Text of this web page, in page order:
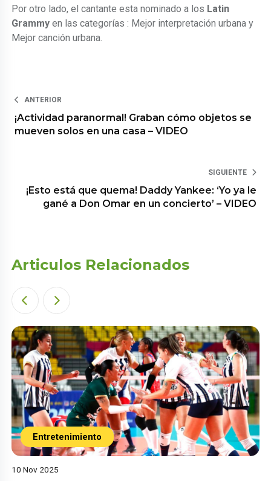
Por otro lado, el cantante esta nominado a los Latin
Grammy en las categorías : Mejor interpretación urbana y
Mejor canción urbana.
ANTERIOR
¡Actividad paranormal! Graban cómo objetos se
mueven solos en una casa – VIDEO
SIGUIENTE
¡Esto está que quema! Daddy Yankee: ‘Yo ya le
gané a Don Omar en un concierto’ – VIDEO
Articulos Relacionados
Entretenimiento
10 Nov 2025